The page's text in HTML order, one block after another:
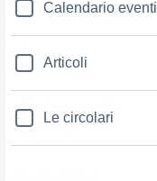
Calendario eventi
Articoli
Le circolari